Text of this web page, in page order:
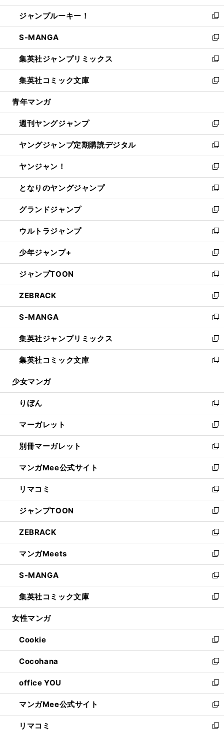
開
く
ウ
で
開
く
ン
ド
ウ
で
開
く
ウ
ィ
ン
ド
ウ
で
開
く
し
い
ウ
ィ
ン
ド
ウ
で
開
ジャンプルーキー！
新
し
い
ウ
ィ
ン
ド
ウ
開
く
S-MANGA
新
し
い
ウ
ィ
ン
ウ
で
開
く
集英社ジャンプリミックス
新
し
い
ウ
ン
ド
ウ
で
開
く
集英社コミック文庫
新
し
ウ
ィ
ン
ド
ウ
で
開
く
青年マンガ
週刊ヤングジャンプ
新
し
い
ウ
ィ
ン
ド
ウ
で
開
く
ヤングジャンプ定期購読デジタル
新
し
い
ウ
ィ
ン
ド
ウ
で
開
く
ヤンジャン！
新
し
い
ウ
ィ
ン
ド
ウ
で
開
く
となりのヤングジャンプ
新
し
い
ウ
ィ
ン
ド
ウ
で
開
く
グランドジャンプ
新
し
い
ウ
ィ
ン
ド
ウ
で
開
く
ウルトラジャンプ
新
し
い
ウ
ィ
ン
ド
ウ
で
開
く
少年ジャンプ+
新
し
い
ウ
ィ
ン
ド
ウ
で
開
く
ジャンプTOON
新
し
い
ウ
ィ
ン
ド
ウ
で
開
ZEBRACK
新
し
い
ウ
ィ
ン
ド
ウ
開
く
S-MANGA
新
し
い
ウ
ィ
ン
ウ
で
開
く
集英社ジャンプリミックス
新
し
い
ウ
ン
ド
ウ
で
開
く
集英社コミック文庫
新
し
ウ
ィ
ン
ド
ウ
で
開
く
少女マンガ
りぼん
新
し
い
ウ
ィ
ン
ド
ウ
で
開
く
マーガレット
新
し
い
ウ
ィ
ン
ド
ウ
で
開
く
別冊マーガレット
新
し
い
ウ
ィ
ン
ド
ウ
で
開
く
マンガMee公式サイト
新
し
い
ウ
ィ
ン
ド
ウ
で
開
く
リマコミ
新
し
い
ウ
ィ
ン
ド
ウ
で
開
く
ジャンプTOON
新
し
い
ウ
ィ
ン
ド
ウ
で
開
ZEBRACK
新
し
い
ウ
ィ
ン
ド
ウ
開
く
マンガMeets
新
し
い
ウ
ィ
ン
ウ
で
開
く
S-MANGA
新
し
い
ウ
ン
ド
ウ
で
開
く
集英社コミック文庫
新
し
ウ
ィ
ン
ド
ウ
で
開
く
女性マンガ
Cookie
新
し
い
ウ
ィ
ン
ド
ウ
で
Cocohana
新
し
い
ウ
ィ
ン
ド
office YOU
新
し
い
ウ
ィ
マンガMee公式サイト
新
し
い
リマコミ 新